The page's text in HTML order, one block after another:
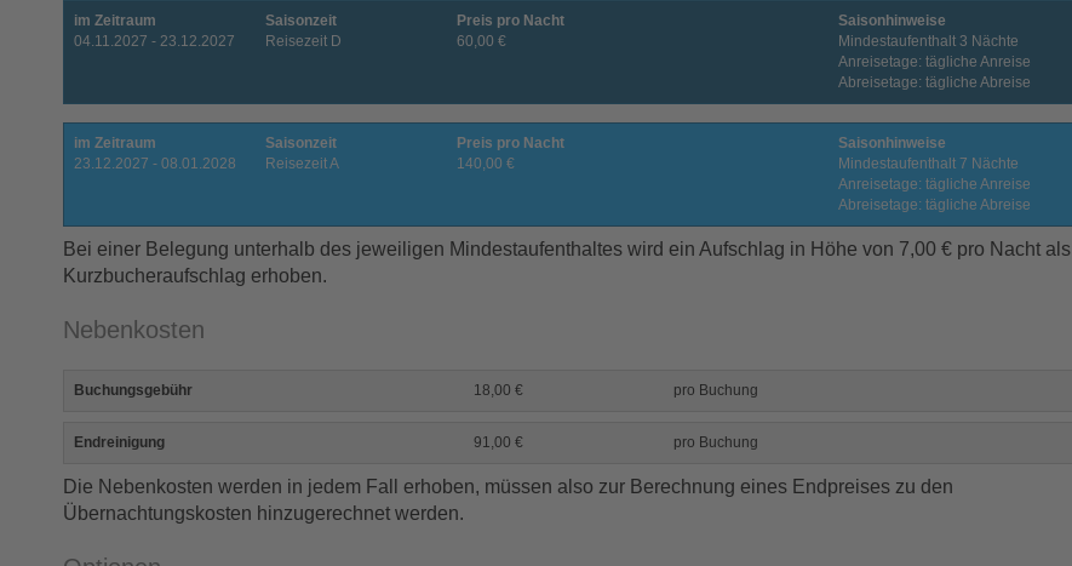
im Zeitraum
04.11.2027 - 23.12.2027
Saisonzeit
Reisezeit D
Preis pro Nacht
60,00 €
Saisonhinweise
Mindestaufenthalt 3 Nächte
Anreisetage: tägliche Anreise
Abreisetage: tägliche Abreise
im Zeitraum
23.12.2027 - 08.01.2028
Saisonzeit
Reisezeit A
Preis pro Nacht
140,00 €
Saisonhinweise
Mindestaufenthalt 7 Nächte
Anreisetage: tägliche Anreise
Abreisetage: tägliche Abreise
Bei einer Belegung unterhalb des jeweiligen Mindestaufenthaltes wird ein Aufschlag in Höhe von 7,00 € pro Nacht als
Kurzbucheraufschlag erhoben.
Nebenkosten
Buchungsgebühr 18,00 € pro Buchung
Endreinigung 91,00 € pro Buchung
Die Nebenkosten werden in jedem Fall erhoben, müssen also zur Berechnung eines Endpreises zu den
Übernachtungskosten hinzugerechnet werden.